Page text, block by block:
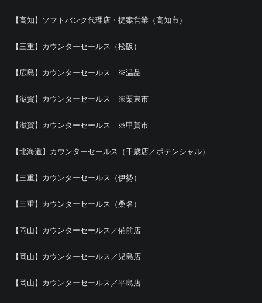
【高知】ソフトバンク代理店・提案営業（高知市）
【三重】カウンターセールス（松阪）
【広島】カウンターセールス ※温品
【滋賀】カウンターセールス ※栗東市
【滋賀】カウンターセールス ※甲賀市
【北海道】カウンターセールス（千歳店／ポテンシャル）
【三重】カウンターセールス（伊勢）
【三重】カウンターセールス（桑名）
【岡山】カウンターセールス／備前店
【岡山】カウンターセールス／児島店
【岡山】カウンターセールス／平島店